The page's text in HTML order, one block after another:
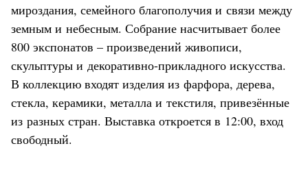
мироздания, семейного благополучия и связи между
земным и небесным. Собрание насчитывает более
800 экспонатов – произведений живописи,
скульптуры и декоративно-прикладного искусства.
В коллекцию входят изделия из фарфора, дерева,
стекла, керамики, металла и текстиля, привезённые
из разных стран. Выставка откроется в 12:00, вход
свободный.